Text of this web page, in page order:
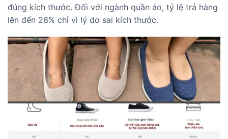
đúng kích thước. Đối với ngành quần áo, tỷ lệ trả hàng
lên đến 26% chỉ vì lý do sai kích thước.